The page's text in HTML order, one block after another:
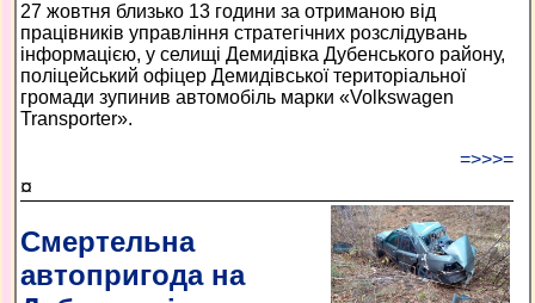
27 жовтня близько 13 години за отриманою від
працівників управління стратегічних розслідувань
інформацією, у селищі Демидівка Дубенського району,
поліцейський офіцер Демидівської територіальної
громади зупинив автомобіль марки «Volkswagen
Transporter».
=>>>=
¤
Смертельна
автопригода на